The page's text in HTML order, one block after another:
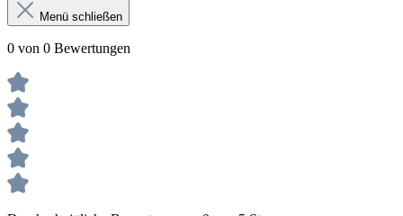
Menü schließen
0 von 0 Bewertungen